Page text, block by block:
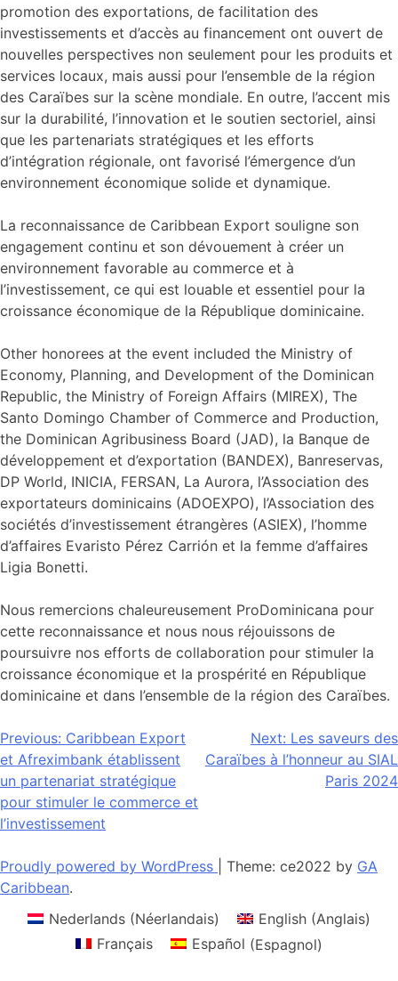
promotion des exportations, de facilitation des
investissements et d’accès au financement ont ouvert de
nouvelles perspectives non seulement pour les produits et
services locaux, mais aussi pour l’ensemble de la région
des Caraïbes sur la scène mondiale. En outre, l’accent mis
sur la durabilité, l’innovation et le soutien sectoriel, ainsi
que les partenariats stratégiques et les efforts
d’intégration régionale, ont favorisé l’émergence d’un
environnement économique solide et dynamique.
La reconnaissance de Caribbean Export souligne son
engagement continu et son dévouement à créer un
environnement favorable au commerce et à
l’investissement, ce qui est louable et essentiel pour la
croissance économique de la République dominicaine.
Other honorees at the event included the Ministry of
Economy, Planning, and Development of the Dominican
Republic, the Ministry of Foreign Affairs (MIREX), The
Santo Domingo Chamber of Commerce and Production,
the Dominican Agribusiness Board (JAD), la Banque de
développement et d’exportation (BANDEX), Banreservas,
DP World, INICIA, FERSAN, La Aurora, l’Association des
exportateurs dominicains (ADOEXPO), l’Association des
sociétés d’investissement étrangères (ASIEX), l’homme
d’affaires Evaristo Pérez Carrión et la femme d’affaires
Ligia Bonetti.
Nous remercions chaleureusement ProDominicana pour
cette reconnaissance et nous nous réjouissons de
poursuivre nos efforts de collaboration pour stimuler la
croissance économique et la prospérité en République
dominicaine et dans l’ensemble de la région des Caraïbes.
Navigation
de
l’article
Previous: Caribbean Export
et Afreximbank établissent
un partenariat stratégique
pour stimuler le commerce et
l’investissement
Next: Les saveurs des
Caraïbes à l’honneur au SIAL
Paris 2024
Proudly powered by WordPress Theme: ce2022 by GA
Caribbean.
Nederlands (Néerlandais) English (Anglais)
Français
Español (Espagnol)